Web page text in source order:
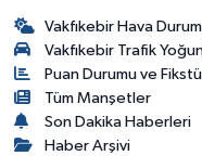
Vakfıkebir Hava
Vakfıkebir Trafik
Puan Durumu ve
Tüm Manşetler
Son Dakika Haberleri
Haber Arşivi